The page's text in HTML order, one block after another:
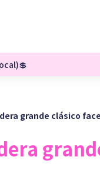
grande clásico